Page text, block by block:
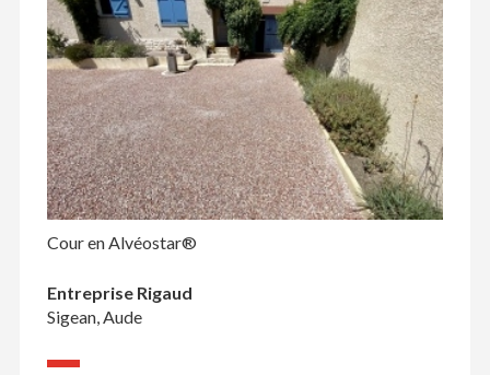
Cour en Alvéostar®
Entreprise Rigaud
Sigean, Aude